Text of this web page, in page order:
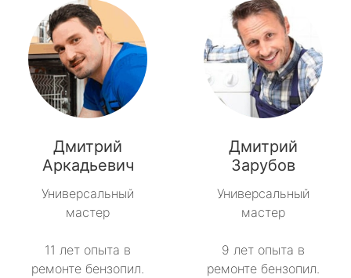
Дмитрий
Аркадьевич
Универсальный
мастер
11 лет опыта в
ремонте бензопил.
Дмитрий
Зарубов
Универсальный
мастер
9 лет опыта в
ремонте бензопил.